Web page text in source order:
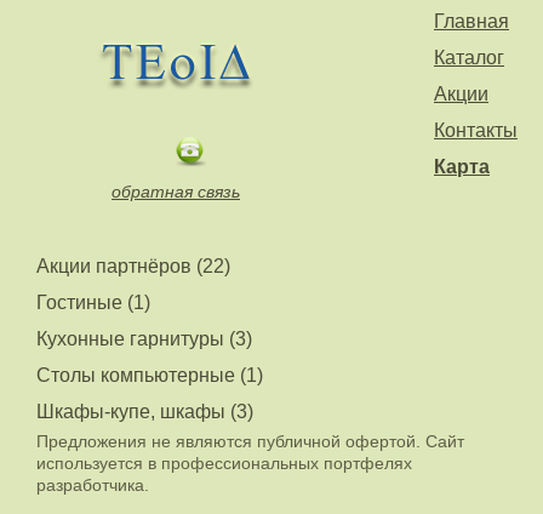
Главная
Каталог
Акции
Контакты
Карта
обратная связь
Акции партнёров (22)
Гостиные (1)
Кухонные гарнитуры (3)
Столы компьютерные (1)
Шкафы-купе, шкафы (3)
Предложения не являются публичной офертой. Сайт
используется в профессиональных портфелях
разработчика.